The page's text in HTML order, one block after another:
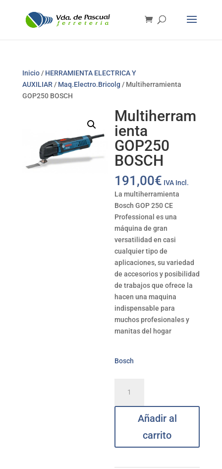
Inicio/ HERRAMIENTA ELECTRICA Y
AUXILIAR / Maq.Electro.Bricolg / Multiherramienta
GOP250 BOSCH
Multiherram
ienta
GOP250
BOSCH
191,00€ IVA Incl.
La multiherramienta
Bosch GOP 250 CE
Professional es una
máquina de gran
versatilidad en casi
cualquier tipo de
aplicaciones, su variedad
de accesorios y posibilidad
de trabajos que ofrece la
hacen una maquina
indispensable para
muchos profesionales y
manitas del hogar
Bosch
GOP250
BOSCH
cantidadAñadir al
carrito